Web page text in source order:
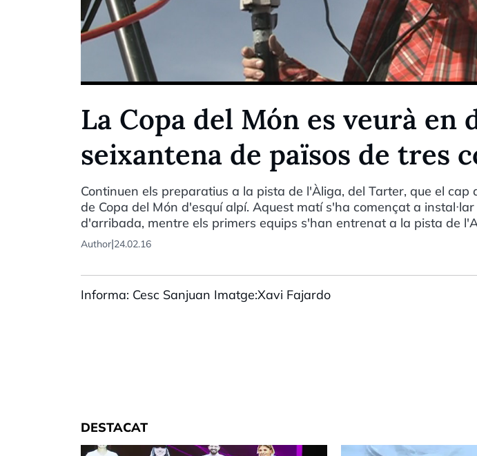
La Copa del Món es veurà en
seixantena de països de tres
Continuen els preparatius a la pista de l'Àliga, del Tarter, que el
de Copa del Món d'esquí alpí. Aquest matí s'ha començat a
d'arribada, mentre els primers equips s'han entrenat a la pista de
Author|24.02.16
Informa: Cesc Sanjuan Imatge:Xavi Fajardo
DESTACAT